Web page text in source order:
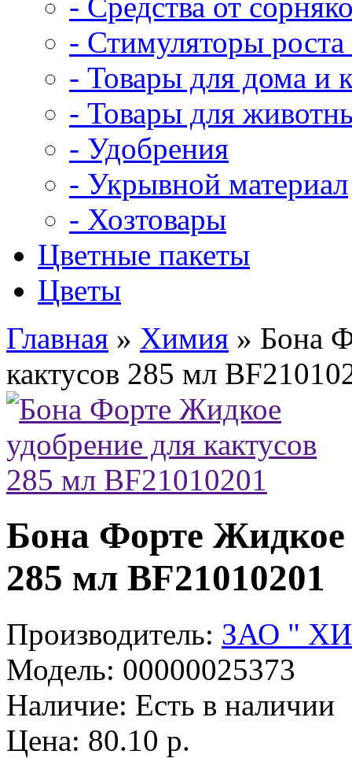
- Стимуляторы роста
- Товары для дома и
- Товары для
- Удобрения
- Укрывной материал
- Хозтовары
Цветные пакеты
Цветы
Главная » Химия » Бона
кактусов 285 мл
Бона Форте Жидкое
285 мл BF21010201
Производитель: ЗАО "
Модель: 00000025373
Наличие: Есть в наличии
Цена: 80.10 р.